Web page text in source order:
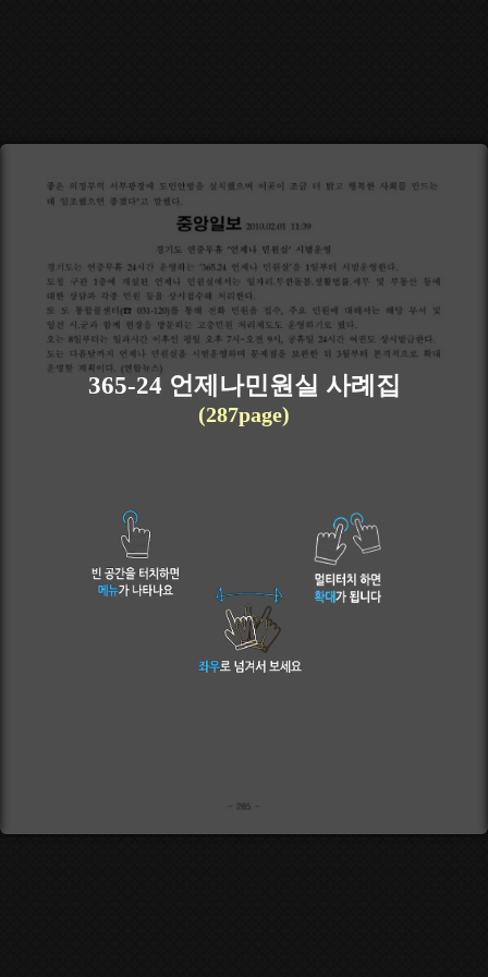
365-24 언제나민원실 사례집
(287page)